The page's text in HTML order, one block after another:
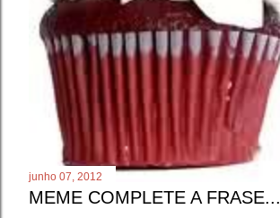
junho 07, 2012
MEME COMPLETE A FRASE...